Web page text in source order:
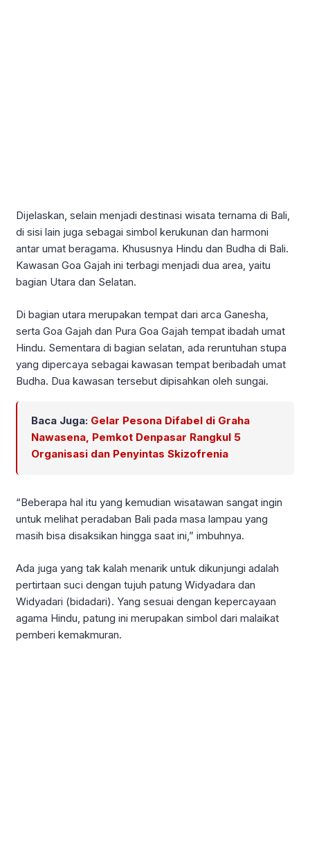
Dijelaskan, selain menjadi destinasi wisata ternama di Bali,
di sisi lain juga sebagai simbol kerukunan dan harmoni
antar umat beragama. Khususnya Hindu dan Budha di Bali.
Kawasan Goa Gajah ini terbagi menjadi dua area, yaitu
bagian Utara dan Selatan.
Di bagian utara merupakan tempat dari arca Ganesha,
serta Goa Gajah dan Pura Goa Gajah tempat ibadah umat
Hindu. Sementara di bagian selatan, ada reruntuhan stupa
yang dipercaya sebagai kawasan tempat beribadah umat
Budha. Dua kawasan tersebut dipisahkan oleh sungai.
Baca Juga: Gelar Pesona Difabel di Graha
Nawasena, Pemkot Denpasar Rangkul 5
Organisasi dan Penyintas Skizofrenia
“Beberapa hal itu yang kemudian wisatawan sangat ingin
untuk melihat peradaban Bali pada masa lampau yang
masih bisa disaksikan hingga saat ini,” imbuhnya.
Ada juga yang tak kalah menarik untuk dikunjungi adalah
pertirtaan suci dengan tujuh patung Widyadara dan
Widyadari (bidadari). Yang sesuai dengan kepercayaan
agama Hindu, patung ini merupakan simbol dari malaikat
pemberi kemakmuran.